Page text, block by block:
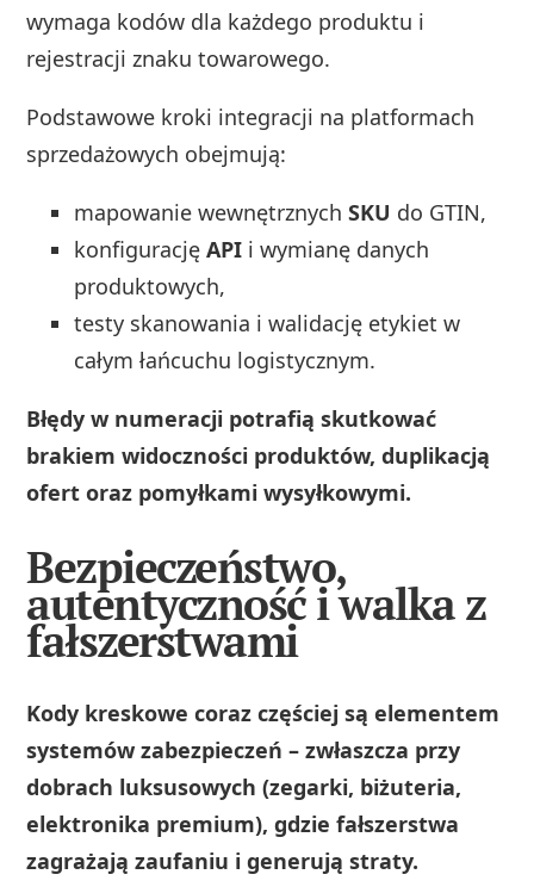
wymaga kodów dla każdego produktu i
rejestracji znaku towarowego.
Podstawowe kroki integracji na platformach
sprzedażowych obejmują:
mapowanie wewnętrznychSKU do GTIN,
konfiguracjęAPI i wymianę danych
produktowych,
testy skanowania i walidację etykiet w
całym łańcuchu logistycznym.
Błędy w numeracji potrafią skutkować
brakiem widoczności produktów, duplikacją
ofert oraz pomyłkami wysyłkowymi.
Bezpieczeństwo,
autentyczność i walka z
fałszerstwami
Kody kreskowe coraz częściej są elementem
systemów zabezpieczeń – zwłaszcza przy
dobrach luksusowych (zegarki, biżuteria,
elektronika premium), gdzie fałszerstwa
zagrażają zaufaniu i generują straty.